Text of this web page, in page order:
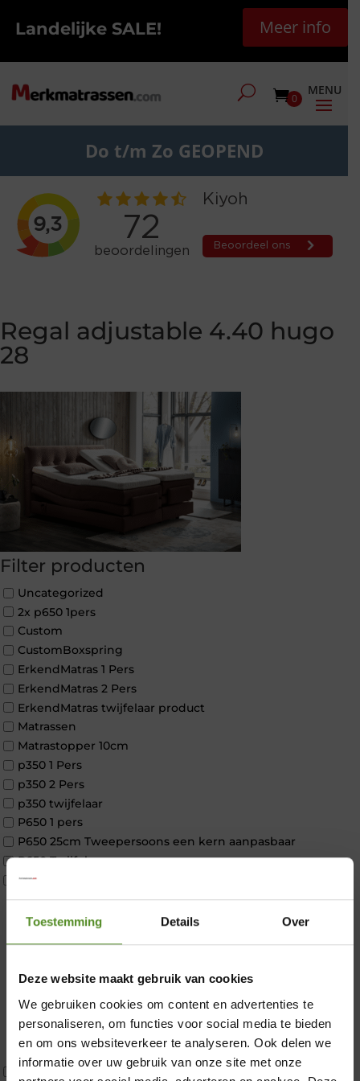
Toestemming Details Over
Deze website maakt gebruik van cookies
We gebruiken cookies om content en advertenties te
personaliseren, om functies voor social media te bieden
en om ons websiteverkeer te analyseren. Ook delen we
informatie over uw gebruik van onze site met onze
Landelijke SALE! Meer info
0
Do t/m Zo GEOPEND
Regal adjustable 4.40 hugo
28
Filter producten
Uncategorized
2x p650 1pers
Custom
CustomBoxspring
ErkendMatras 1 Pers
ErkendMatras 2 Pers
ErkendMatras twijfelaar product
Matrassen
Matrastopper 10cm
p350 1 Pers
p350 2 Pers
p350 twijfelaar
P650 1 pers
P650 25cm Tweepersoons een kern aanpasbaar
P650 Twijfelaar
Toppers
Maatvoering
1 persoon
Twijfelaar
Koudschuim
Latex
Traagschuim
Tweepersoons 1 kern
×